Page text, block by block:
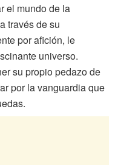
el mundo de la
través de su
por afición, le
universo.
su propio pedazo de
por la vanguardia que